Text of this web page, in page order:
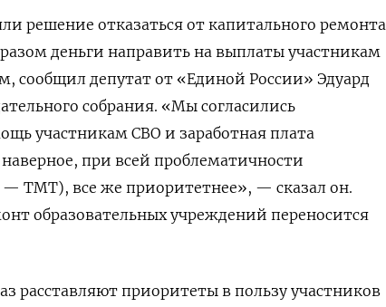
решение отказаться от капитального ремонта
деньги направить на выплаты участникам
сообщил депутат от «Единой России» Эдуард
собрания. «Мы согласились
участникам СВО и заработная плата
при всей проблематичности
— ТМТ), все же приоритетнее», — сказал он.
образовательных учреждений переносится
расставляют приоритеты в пользу участников